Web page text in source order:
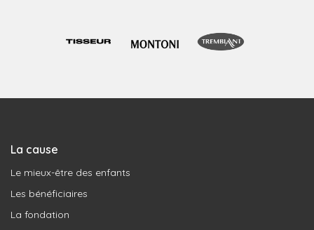
La cause
Le mieux-être des enfants
Les bénéficiaires
La fondation